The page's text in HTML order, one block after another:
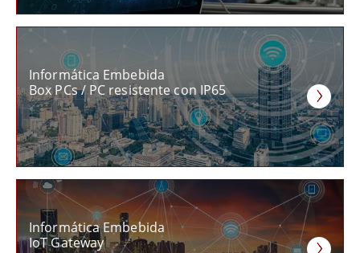
Informática Embebida
Box PCs / PC resistente con IP65
Informática Embebida
IoT Gateway